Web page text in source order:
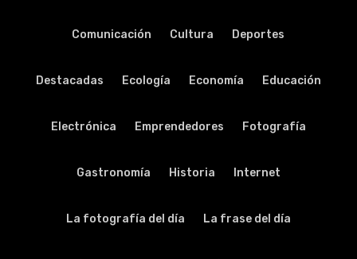
Comunicación Cultura Deportes
Destacadas Ecología Economía Educación
Electrónica Emprendedores Fotografía
Gastronomía Historia Internet
La fotografía del día La frase del día